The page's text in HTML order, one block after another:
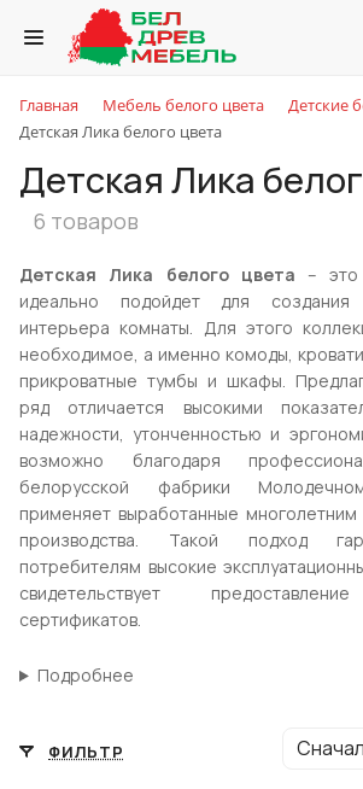
Главная Мебель белого цвета
Детские
Детская Лика белого цвета
Детская Лика
6 товаров
Детская Лика белого цвета – это
идеально подойдет для создания
интерьера комнаты. Для этого
необходимое, а именно комоды,
прикроватные тумбы и шкафы.
ряд отличается высокими
надежности, утонченностью и
возможно благодаря
белорусской фабрики
применяет выработанные
производства. Такой подход
потребителям высокие
свидетельствует
сертификатов.
Подробнее
ФИЛЬТР